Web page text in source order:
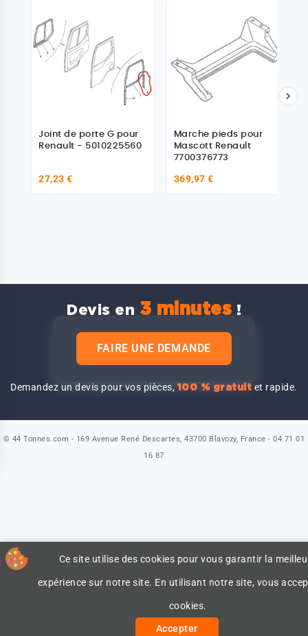
Joint de porte G pour
Renault - 5010225560
27,23 €
Marche pieds pour
Mascott Renault
7700376773
369,97 €

Devis en 3 minutes !
FAIRE UNE DEMANDE
Demandez un devis pour vos pièces,100 % gratuit et rapide.
Ce site utilise des cookies pour vous garantir la
expérience sur notre site. En utilisant notre site, vous
cookies.
Accepter
© 44 Tonnes.com - 169 Avenue René Descartes, 43700 Blavozy, France - 04 71 01
16 87